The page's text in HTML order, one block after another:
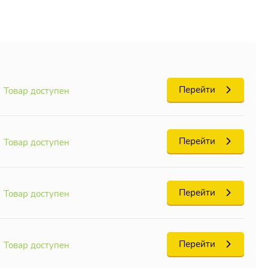
Товар доступен Перейти
Товар доступен Перейти
Товар доступен Перейти
Товар доступен Перейти